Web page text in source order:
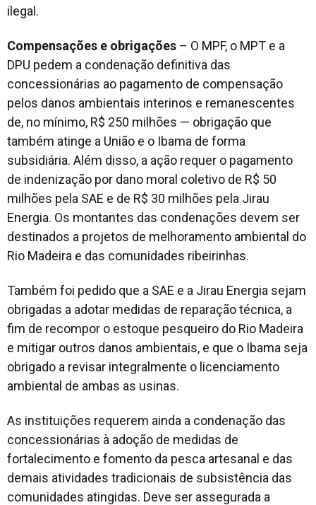
ilegal.
Compensações e obrigações – O MPF, o MPT e a
DPU pedem a condenação definitiva das
concessionárias ao pagamento de compensação
pelos danos ambientais interinos e remanescentes
de, no mínimo, R$ 250 milhões — obrigação que
também atinge a União e o Ibama de forma
subsidiária. Além disso, a ação requer o pagamento
de indenização por dano moral coletivo de R$ 50
milhões pela SAE e de R$ 30 milhões pela Jirau
Energia. Os montantes das condenações devem ser
destinados a projetos de melhoramento ambiental do
Rio Madeira e das comunidades ribeirinhas.
Também foi pedido que a SAE e a Jirau Energia sejam
obrigadas a adotar medidas de reparação técnica, a
fim de recompor o estoque pesqueiro do Rio Madeira
e mitigar outros danos ambientais, e que o Ibama seja
obrigado a revisar integralmente o licenciamento
ambiental de ambas as usinas.
As instituições requerem ainda a condenação das
concessionárias à adoção de medidas de
fortalecimento e fomento da pesca artesanal e das
demais atividades tradicionais de subsistência das
comunidades atingidas. Deve ser assegurada a